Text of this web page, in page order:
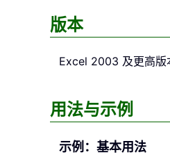
版本
Excel 2003 及更高版
用法与示例
示例：基本用法